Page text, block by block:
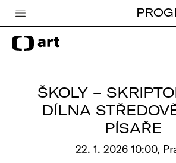
Česká televize
Zpravodajství
iVysílání
ŠKOLY –
DÍLNA
PÍSAŘE
22. 1. 2026 10:00,